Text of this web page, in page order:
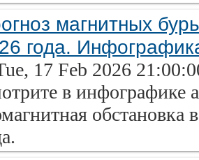
магнитных
года.
17 Feb 2026
в инфографике
обстановка